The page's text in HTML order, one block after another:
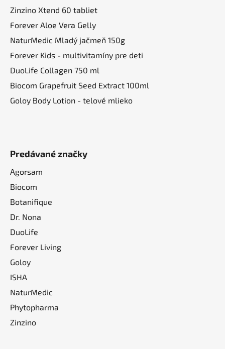
Zinzino Xtend 60 tabliet
Forever Aloe Vera Gelly
NaturMedic Mladý jačmeň 150g
Forever Kids - multivitamíny pre deti
DuoLife Collagen 750 ml
Biocom Grapefruit Seed Extract 100ml
Goloy Body Lotion - telové mlieko
Predávané značky
Agorsam
Biocom
Botanifique
Dr. Nona
DuoLife
Forever Living
Goloy
ISHA
NaturMedic
Phytopharma
Zinzino